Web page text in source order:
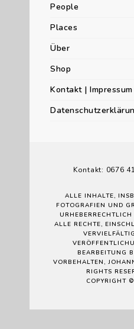
People
Places
Über
Shop
Kontakt | Impressum
Kontakt: 0676
ALLE INHALTE,
FOTOGRAFIEN UND
URHEBERRECHTLICH
ALLE RECHTE,
EARBEITUNG
ORBEHALTEN,
IGHTS
COPYRIGHT